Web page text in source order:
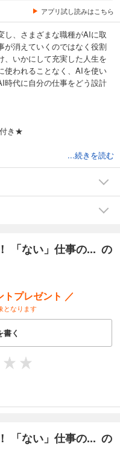
アプリ試し読みはこちら
、さまざまな職種がAIに取
が消えていくのではなく役割
、いかにして充実した人生を
使われることなく、AIを使い
時代に自分の仕事をどう設計
き★
います。あらかじめご了承く
と「デザイン思考」
形にする技術
きる方法
を置き、時間と場所にとら
生きる」をテーマにさまざ
70冊以上。カウンセリングや
5000人以上のインストラクタ
16万人を超え、教育分野で
ロジェクト」を通じて、イギ
...続きを読む
「ない」仕事の... の
トプレゼント ／
となります
書く
「ない」仕事の... の